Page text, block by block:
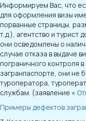
Информируем Вас, что
для оформления визы
порванные страницы,
т.д.), агентство и турист
они осведомлены о
случае отказа в выдаче
пограничного контроля
загранпаспорте, они не
туроператора,
службам. (заявление «
Примеры дефектов